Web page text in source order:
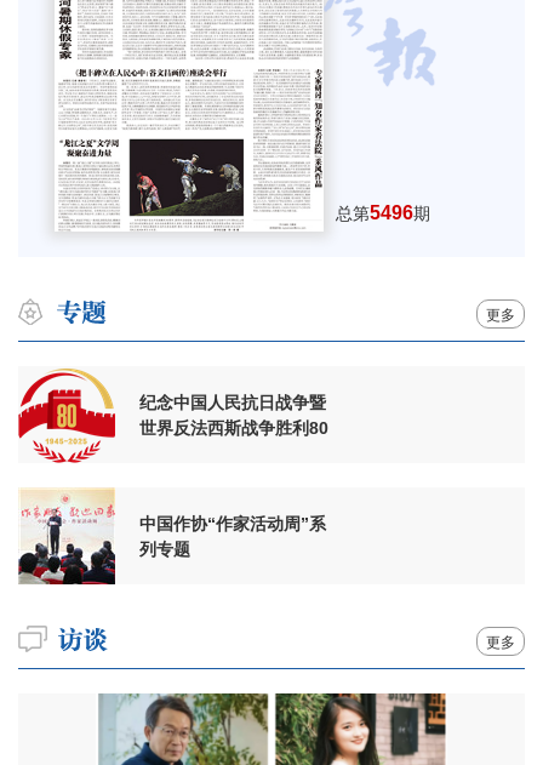
总第5496期
更多
纪念中国人民抗日战争暨
世界反法西斯战争胜利80
中国作协“作家活动周”系
列专题
更多